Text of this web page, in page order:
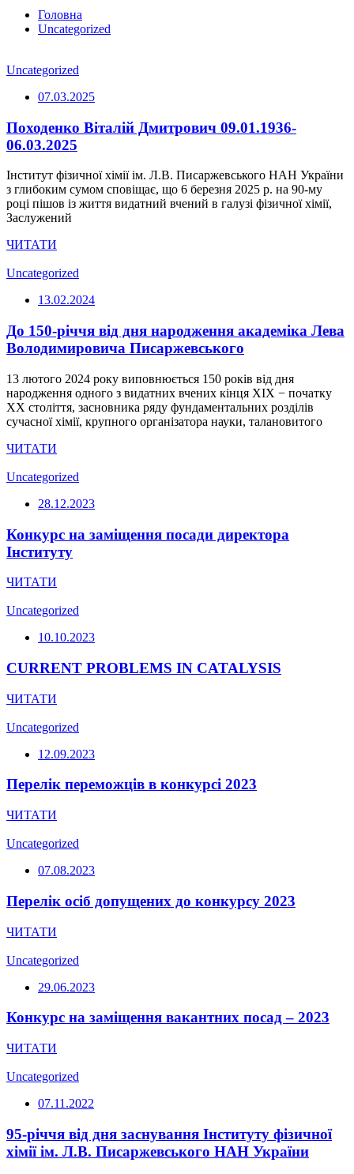
Головна
Uncategorized
Uncategorized
07.03.2025
Походенко Віталій Дмитрович 09.01.1936-
06.03.2025
Інститут фізичної хімії ім. Л.В. Писаржевського НАН України
з глибоким сумом сповіщає, що 6 березня 2025 р. на 90-му
році пішов із життя видатний вчений в галузі фізичної хімії,
Заслужений
ЧИТАТИ
Uncategorized
13.02.2024
До 150-річчя від дня народження академіка Лева
Володимировича Писаржевського
13 лютого 2024 року виповнюється 150 років від дня
народження одного з видатних вчених кінця ХІХ − початку
ХХ століття, засновника ряду фундаментальних розділів
сучасної хімії, крупного організатора науки, талановитого
ЧИТАТИ
Uncategorized
28.12.2023
Конкурс на заміщення посади директора
Інституту
ЧИТАТИ
Uncategorized
10.10.2023
CURRENT PROBLEMS IN CATALYSIS
ЧИТАТИ
Uncategorized
12.09.2023
Перелік переможців в конкурсі 2023
ЧИТАТИ
Uncategorized
07.08.2023
Перелік осіб допущених до конкурсу 2023
ЧИТАТИ
Uncategorized
29.06.2023
Конкурс на заміщення вакантних посад – 2023
ЧИТАТИ
Uncategorized
07.11.2022
95-річчя від дня заснування Інституту фізичної
хімії ім. Л.В. Писаржевського НАН України